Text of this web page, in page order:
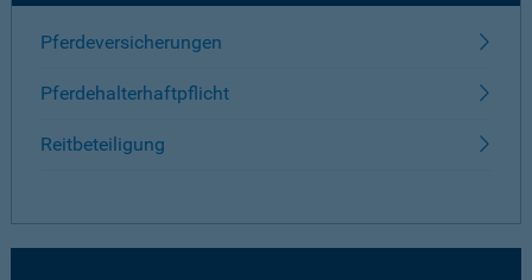
Pferdeversicherungen
Pferdehalterhaftpflicht
Reitbeteiligung